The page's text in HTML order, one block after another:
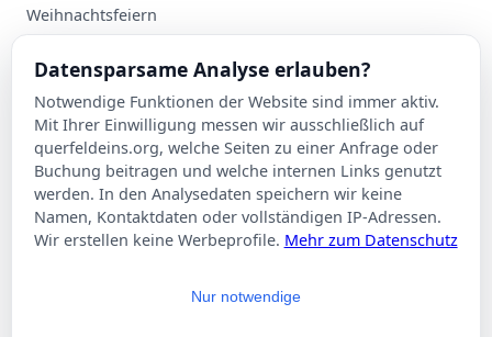
Weihnachtsfeiern
Planung
Events nach Stadt
Suche
Kontakt
Über Querfeldeins
Rechtliches
Impressum
Datensparsame Analyse erlauben?
Notwendige Funktionen der Website sind immer aktiv.
Mit Ihrer Einwilligung messen wir ausschließlich auf
querfeldeins.org, welche Seiten zu einer Anfrage oder
Buchung beitragen und welche internen Links genutzt
werden. In den Analysedaten speichern wir keine
Namen, Kontaktdaten oder vollständigen IP-Adressen.
Wir erstellen keine Werbeprofile. Mehr zum Datenschutz
Nur notwendige